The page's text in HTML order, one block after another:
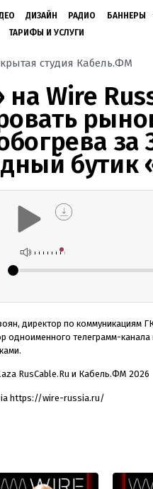
ДИЗАЙН РАДИО БАННЕРЫ
ТАРИФЫ И УСЛУГИ
студия Кабель.ФМ
на Wire
за
бутик
директор по коммуникациям
одноименного телеграмм-канала
RusCable.Ru и Кабель.ФМ 2026
https://wire-russia.ru/